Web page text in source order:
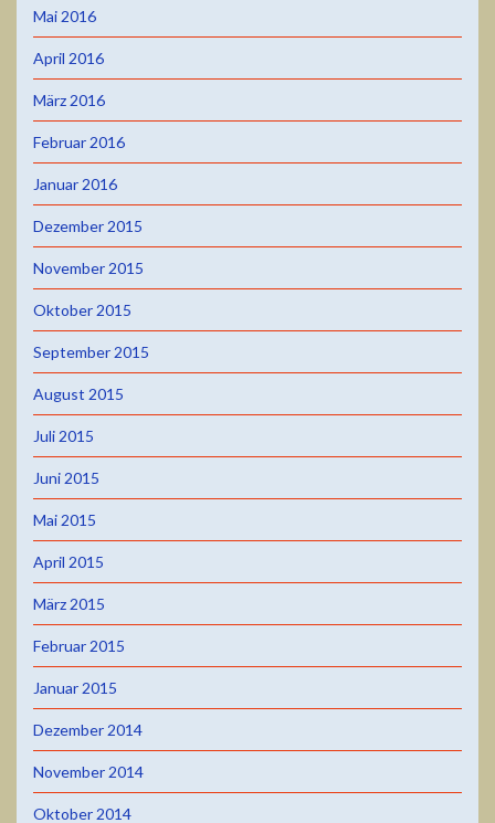
Mai 2016
April 2016
März 2016
Februar 2016
Januar 2016
Dezember 2015
November 2015
Oktober 2015
September 2015
August 2015
Juli 2015
Juni 2015
Mai 2015
April 2015
März 2015
Februar 2015
Januar 2015
Dezember 2014
November 2014
Oktober 2014